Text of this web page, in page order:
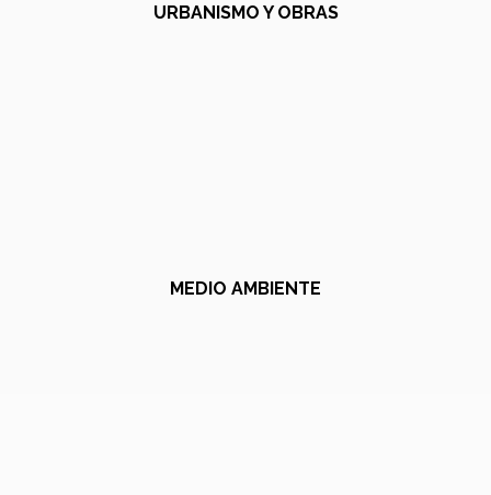
URBANISMO Y OBRAS
MEDIO AMBIENTE